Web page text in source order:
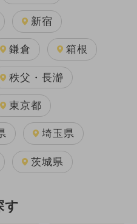
新宿
鎌倉 箱根
秩父・長瀞
東京都
埼玉県
茨城県
す